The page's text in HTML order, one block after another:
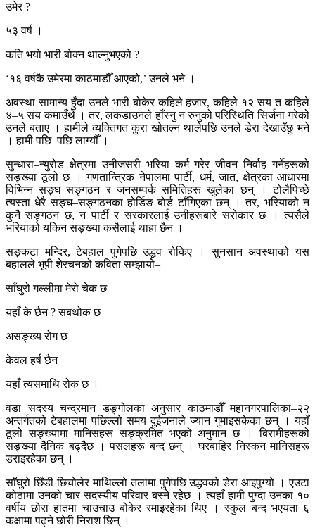
उमेर ?
५३ वर्ष ।
कति भयो भारी बोक्न थाल्नुभएको ?
‘१६ वर्षकै उमेरमा काठमाडौँ आएको,’ उनले भने ।
अवस्था सामान्य हुँदा उनले भारी बोकेर कहिले हजार, कहिले १२ सय त कहिले
४–५ सय कमाउँथे । तर, लकडाउनले हाँस्नु न रुनुको परिस्थिति सिर्जना गरेको
उनले बताए । हामीले व्यक्तिगत कुरा खोतल्न थालेपछि उनले डेरा देखाउँछु भने
। हामी पछि–पछि लाग्यौँ ।
सुन्धारा–न्युरोड क्षेत्रमा उनीजसरी भरिया कर्म गरेर जीवन निर्वाह गर्नेहरूको
सङ्ख्या ठूलो छ । गणतान्त्रिक नेपालमा पार्टी, धर्म, जात, क्षेत्रका आधारमा
विभिन्न सङ्घ–सङ्गठन र जनसम्पर्क समितिहरू खुलेका छन् । टोलैपिच्छे
त्यस्ता धेरै सङ्घ–सङ्गठनका होर्डिङ बोर्ड टाँगिएका छन् । तर, भरियाको न
कुनै सङ्गठन छ, न पार्टी र सरकारलाई उनीहरूबारे सरोकार छ । त्यसैले
भरियाको यकिन सङ्ख्या कसैलाई थाहा छैन ।
सङ्कटा मन्दिर, टेबहाल पुगेपछि उद्धव रोकिए । सुनसान अवस्थाको यस
बहालले भूपी शेरचनको कविता सम्झायोे–
साँघुरो गल्लीमा मेरो चेक छ
यहाँ के छैन ? सबथोक छ
असङ्ख्य रोग छ
केवल हर्ष छैन
यहाँ त्यसमाथि रोक छ ।
वडा सदस्य चन्द्रमान डङ्गोलका अनुसार काठमाडौँ महानगरपालिका–२२
अन्तर्गतको टेबहालमा पछिल्लो समय दुईजनाले ज्यान गुमाइसकेका छन् । यहाँ
ठूलो सङ्ख्यामा मानिसहरू सङ्क्रमित भएको अनुमान छ । बिरामीहरूको
सङ्ख्या दैनिक बढ्दैछ । पसलहरू बन्द छन् । घरबाहिर निस्कन मानिसहरू
डराइरहेका छन् ।
साँघुरो छिँडी छिचोलेर माथिल्लो तलामा पुगेपछि उद्धवको डेरा आइपुग्यो । एउटा
कोठामा उनको चार सदस्यीय परिवार बस्ने रहेछ । त्यहाँ हामी पुग्दा उनका १०
वर्षीय छोरा हातमा चाउचाउ बोकेर रमाइरहेका थिए । स्कुल बन्द भएयता ६
कक्षामा पढ्ने छोरी निराश छिन् ।